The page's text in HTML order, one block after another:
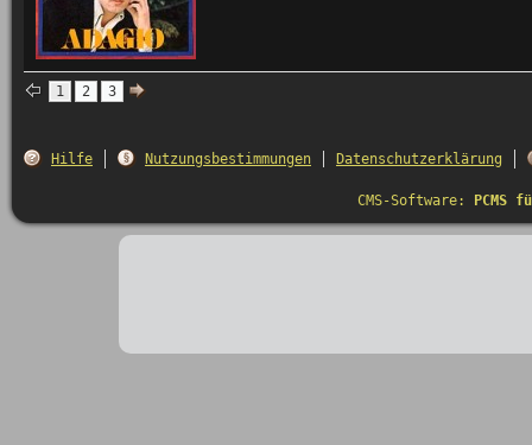
1 2 3
Hilfe Nutzungsbestimmungen Datenschutzerklärung
CMS-Software: PCMS